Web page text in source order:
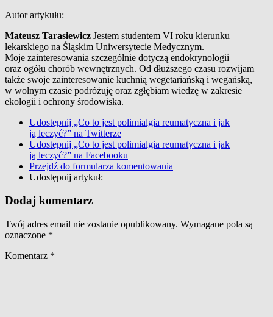
Autor artykułu:
Mateusz Tarasiewicz Jestem studentem VI roku kierunku
lekarskiego na Śląskim Uniwersytecie Medycznym.
Moje zainteresowania szczególnie dotyczą endokrynologii
oraz ogółu chorób wewnętrznych. Od dłuższego czasu rozwijam
także swoje zainteresowanie kuchnią wegetariańską i wegańską,
w wolnym czasie podróżuję oraz zgłębiam wiedzę w zakresie
ekologii i ochrony środowiska.
Udostępnij „Co to jest polimialgia reumatyczna i jak
ją leczyć?” na Twitterze
Udostępnij „Co to jest polimialgia reumatyczna i jak
ją leczyć?” na Facebooku
Przejdź do formularza komentowania
Udostępnij artykuł:
Dodaj komentarz
Twój adres email nie zostanie opublikowany. Wymagane pola są
oznaczone *
Komentarz *